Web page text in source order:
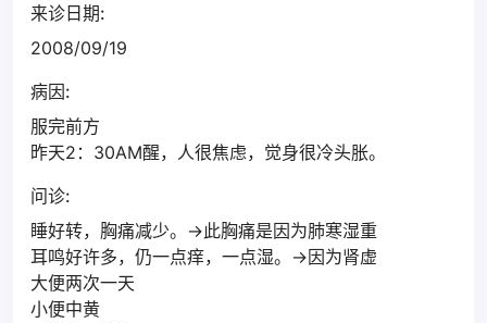
来诊日期:
2008/09/19
病因:
服完前方
昨天2：30AM醒，人很焦虑，觉身很冷头胀。
问诊:
睡好转，胸痛减少。→此胸痛是因为肺寒湿重
耳鸣好许多，仍一点痒，一点湿。→因为肾虚
大便两次一天
小便中黄